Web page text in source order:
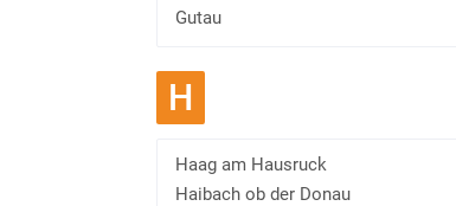
Gutau
H
Haag am Hausruck
Haibach ob der Donau